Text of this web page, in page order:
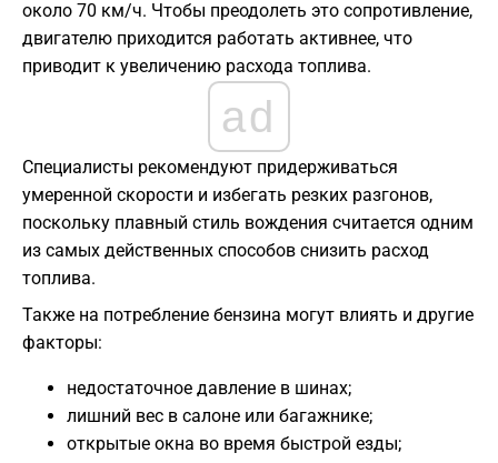
около 70 км/ч. Чтобы преодолеть это сопротивление,
двигателю приходится работать активнее, что
приводит к увеличению расхода топлива.
ad
Специалисты рекомендуют придерживаться
умеренной скорости и избегать резких разгонов,
поскольку плавный стиль вождения считается одним
из самых действенных способов снизить расход
топлива.
Также на потребление бензина могут влиять и другие
факторы:
недостаточное давление в шинах;
лишний вес в салоне или багажнике;
открытые окна во время быстрой езды;